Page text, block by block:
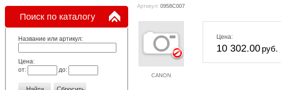
Поиск по каталогу
Название или артикул:
Цена:
от:
до:
Артикул: 0958C007
CANON
Цена:
10 302.00 руб.